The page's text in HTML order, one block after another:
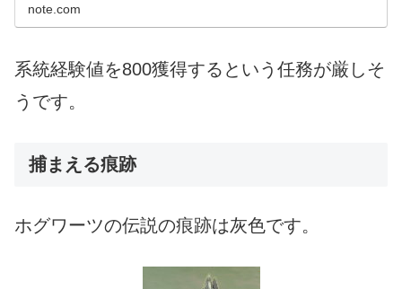
本時間 7...
note.com
系統経験値を800獲得するという任務が厳しそ
うです。
捕まえる痕跡
ホグワーツの伝説の痕跡は灰色です。